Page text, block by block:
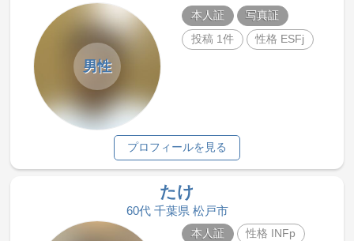
男性
本人証
写真証
投稿 1件
性格 ESFj
プロフィールを見る
たけ
60代 千葉県 松戸市
本人証 性格 INFp